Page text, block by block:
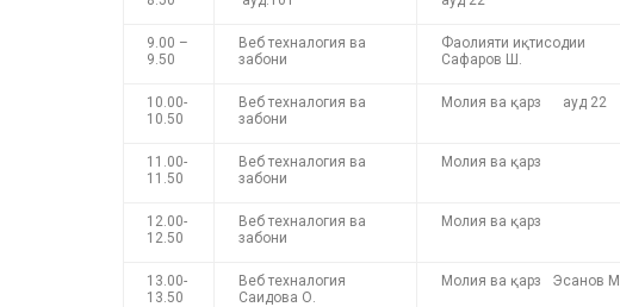
9.00 –
9.50
Веб техналогия ва
забони
Фаолияти иқтисодии
Сафаров Ш.
10.00-
10.50
Веб техналогия ва
забони
Молия ва қарз ауд 22
11.00-
11.50
Веб техналогия ва
забони
Молия ва қарз
12.00-
12.50
Веб техналогия ва
забони
Молия ва қарз
13.00-
13.50
Веб техналогия
Саидова О.
Молия ва қарз Эсанов М